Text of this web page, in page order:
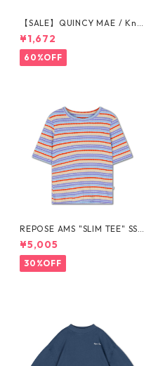
【SALE】QUINCY MAE / Knit
Tie Bloomer (12-18M/18-24
M/2-3Y)
¥1,672
60%OFF
REPOSE AMS "SLIM TEE" SS2
6-76
¥5,005
30%OFF